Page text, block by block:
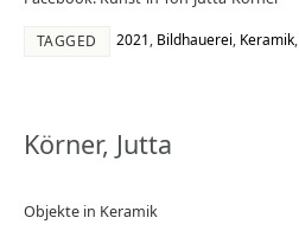
TAGGED 2021, Bildhauerei, Keramik,
Körner, Jutta
Objekte in Keramik